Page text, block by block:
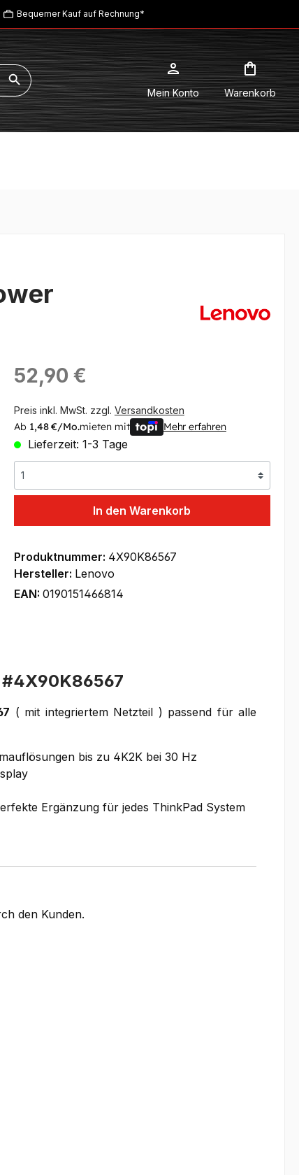
Bequemer Kauf auf Rechnung*
Mein Konto Warenkorb
Regulärer Preis:
52,90 €
Preis inkl. MwSt. zzgl. Versandkosten
Ab 1,48 €/Mo.mieten mit Mehr erfahren
Lieferzeit: 1-3 Tage
In den Warenkorb
Produktnummer: 4X90K86567
Hersteller: Lenovo
EAN: 0190151466814
#4X90K86567
( mit integriertem Netzteil ) passend für alle
bis zu 4K2K bei 30 Hz
Ergänzung für jedes ThinkPad System
den Kunden.